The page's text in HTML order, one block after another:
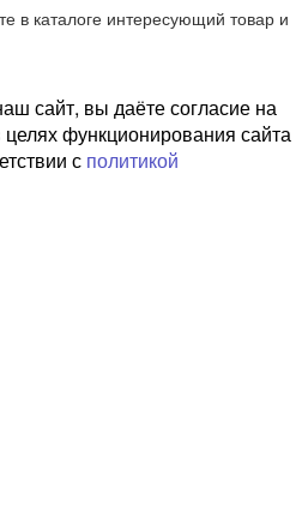
в каталоге интересующий товар и
сайт, вы даёте согласие на
функционирования сайта
с политикой